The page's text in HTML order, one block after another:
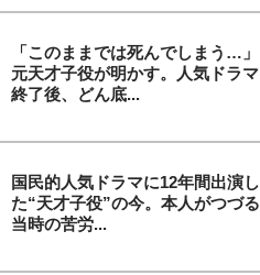
「このままでは死んでしまう…」
元天才子役が明かす。人気ドラマ
終了後、どん底...
国民的人気ドラマに12年間出演し
た“天才子役”の今。本人がつづる
当時の苦労...